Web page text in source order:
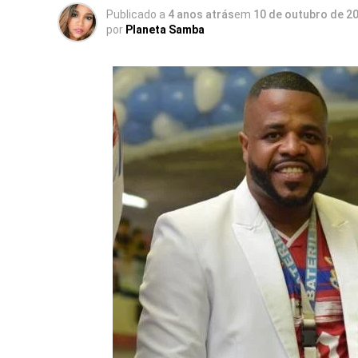
Publicado a 4 anos atrásem 10 de outubro de
por Planeta Samba